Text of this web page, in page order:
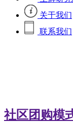
关于我们
联系我们
社区团购模